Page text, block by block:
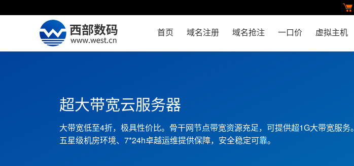
首页 域名注册 域名抢注 一口价 虚拟主机
超大带宽云服务器
大带宽低至4折，极具性价比。骨干网节点带宽资源充足，可提供超1G大带宽服务。
五星级机房环境、7*24h卓越运维提供保障，安全稳定可靠。